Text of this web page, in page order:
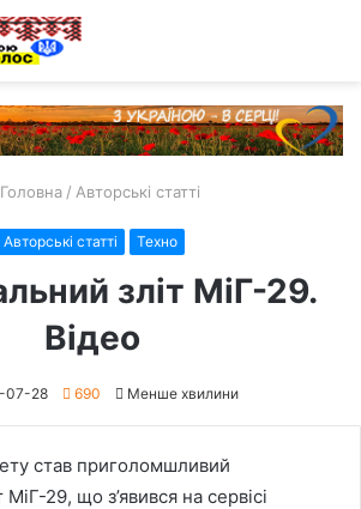
Головна / Авторські статті
Авторські статті Техно
зліт МіГ-29.
Відео
07-28 690 Менше хвилини
став приголомшливий
29, що з’явився на сервісі